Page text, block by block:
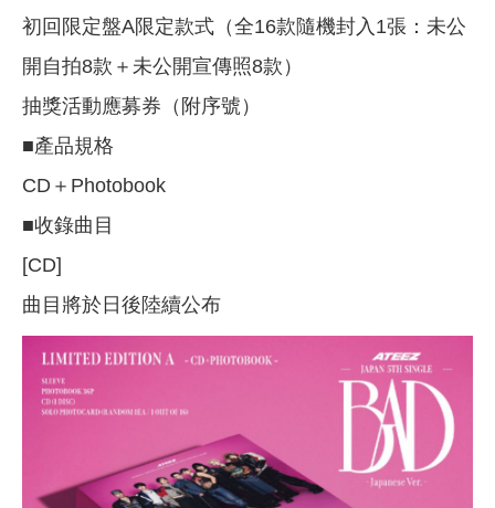
初回限定盤A限定款式（全16款隨機封入1張：未公
開自拍8款＋未公開宣傳照8款）
抽獎活動應募券（附序號）
■產品規格
CD＋Photobook
■收錄曲目
[CD]
曲目將於日後陸續公布